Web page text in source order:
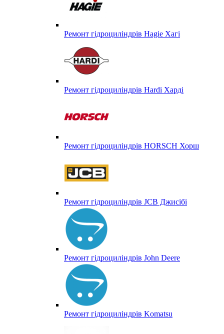
Ремонт гідроциліндрів Hagie Хагі
Ремонт гідроциліндрів Hardi Харді
Ремонт гідроциліндрів HORSCH Хорш
Ремонт гідроциліндрів JCB Джисібі
Ремонт гідроциліндрів John Deere
Ремонт гідроциліндрів Komatsu